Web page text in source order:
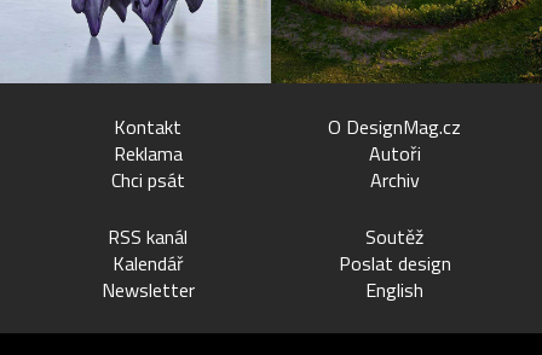
Kontakt
Reklama
Chci psát
O DesignMag.cz
Autoři
Archiv
RSS kanál
Kalendář
Newsletter
Soutěž
Poslat design
English